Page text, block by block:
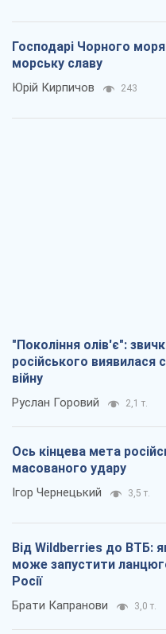
Господарі Чорного
морську славу
Юрій Кирпичов 243
"Покоління олів'є":
російського виявилася
війну
Руслан Горовий 2,1 т.
Ось кінцева мета
масованого удару
Ігор Чернецький 3,5 т.
Від Wildberries до ВТБ:
може запустити
Росії
Брати Капранови 3,0 т.